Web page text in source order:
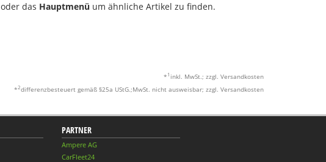
oder das Hauptmenü um ähnliche Artikel zu finden.
* 1 inkl. MwSt.; zzgl. Versandkosten
*2differenzbesteuert gemäß §25a UStG.;MwSt. nicht ausweisbar; zzgl. Versandkosten
PARTNER
Ampere AG
CarFleet24